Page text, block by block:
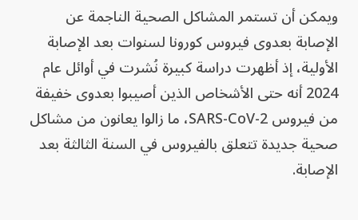
ويمكن أن تستمر المشاكل الصحية الناجمة عن
الإصابة بعدوى فيروس كورونا لسنوات بعد الإصابة
الأولية، إذ أظهرت دراسة كبيرة نُشرت في أوائل عام
2024 أنه حتى الأشخاص الذين أصيبوا بعدوى خفيفة
من فيروس SARS-CoV-2، ما زالوا يعانون من مشاكل
صحية جديدة تتعلق بالفيروس في السنة الثالثة بعد
الإصابة.